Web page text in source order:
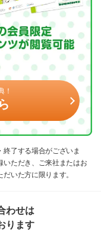
！
了する場合がございま
ただき、ご来社またはお
いた方に限ります。
わせは
ります